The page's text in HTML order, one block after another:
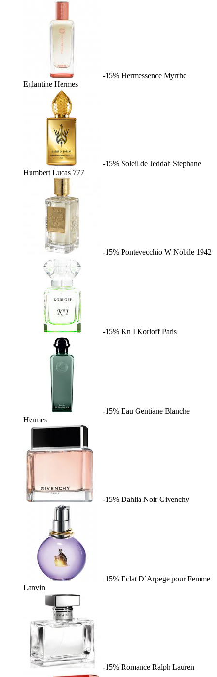
-15% Hermessence Myrrhe
Eglantine Hermes
-15% Soleil de Jeddah Stephane
Humbert Lucas 777
-15% Pontevecchio W Nobile 1942
-15% Kn I Korloff Paris
-15% Eau Gentiane Blanche
Hermes
-15% Dahlia Noir Givenchy
-15% Eclat D`Arpege pour Femme
Lanvin
-15% Romance Ralph Lauren